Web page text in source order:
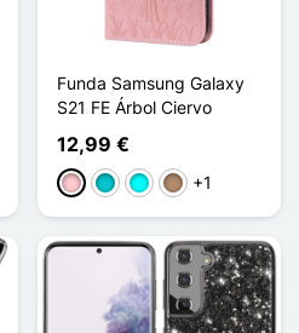
Funda Samsung Galaxy
S21 FE Árbol Ciervo
12,99 €
RosaTurquesa
CianTopo+1